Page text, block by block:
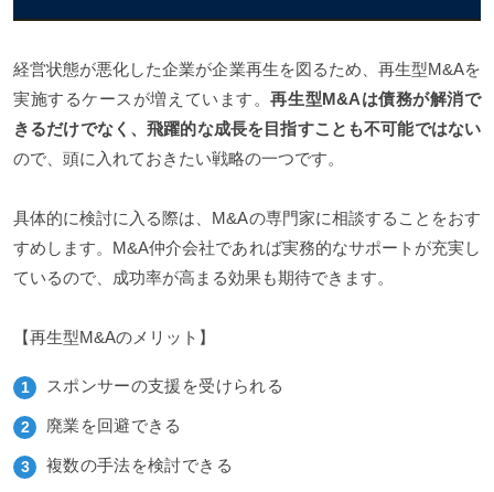
経営状態が悪化した企業が企業再生を図るため、再生型M&Aを
実施するケースが増えています。再生型M&Aは債務が解消で
きるだけでなく、飛躍的な成長を目指すことも不可能ではない
ので、頭に入れておきたい戦略の一つです。
具体的に検討に入る際は、M&Aの専門家に相談することをおす
すめします。M&A仲介会社であれば実務的なサポートが充実し
ているので、成功率が高まる効果も期待できます。
【再生型M&Aのメリット】
スポンサーの支援を受けられる
廃業を回避できる
複数の手法を検討できる